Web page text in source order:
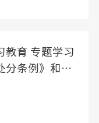
教育 专题学习
分条例》和